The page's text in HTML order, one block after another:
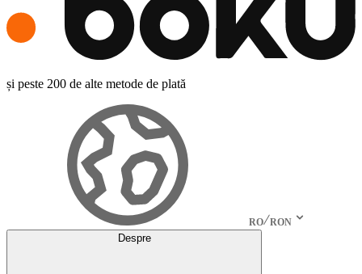
și peste 200 de alte metode de plată
RO RON
Despre